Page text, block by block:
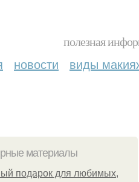
полезная
новости виды
материалы
подарок для любимых,